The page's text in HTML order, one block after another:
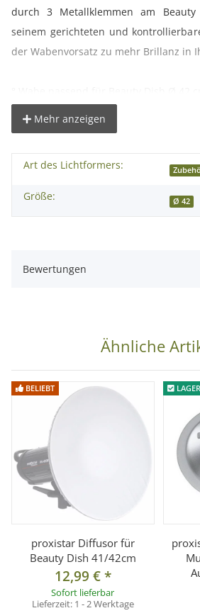
durch 3 Metallklemmen am
seinem gerichteten und
der Wabenvorsatz zu mehr Brillanz in
° akzentuiertes und gerichtetes Licht
° mehr Kontrolle über den Lichtverlauf
Achtung: Nicht passend für Universal
1x proxistar Wabe für Beauty Dish Ø 42
Mehr anzeigen
Art des Lichtformers:
Größe: Ø 42
Bewertungen
Ähnliche
BELIEBT
proxistar Diffusor für
Beauty Dish 41/42cm
12,99 €*
Sofort lieferbar
Lieferzeit: 1 - 2 Werktage